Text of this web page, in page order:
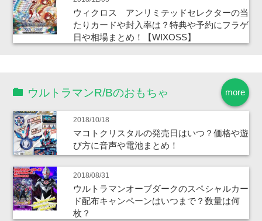
ウィクロス アンリミテッドセレクターの当
たりカードや封入率は？特典や予約にフラゲ
日や相場まとめ！【WIXOSS】
more
ウルトラマンR/Bのおもちゃ
2018/10/18
マコトクリスタルの発売日はいつ？価格や遊
び方に音声や電池まとめ！
2018/08/31
ウルトラマンオーブダークのスペシャルカー
ド配布キャンペーンはいつまで？数量は何
枚？